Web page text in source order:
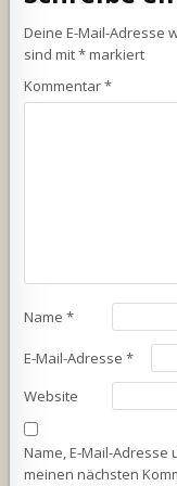
Deine E-Mail-Adresse
sind mit*markiert
Kommentar*
Name*
E-Mail-Adresse*
Website
Name, E-Mail-
meinen nächsten